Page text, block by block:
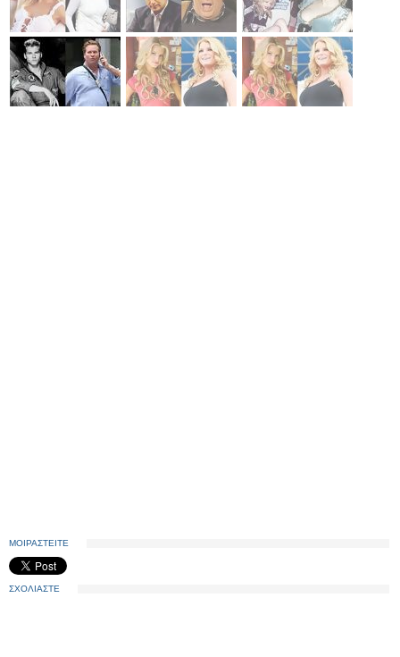
ΜΟΙΡΑΣΤΕΙΤΕ
ΣΧΟΛΙΑΣΤΕ